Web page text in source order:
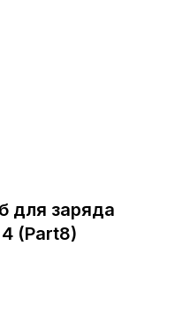
для заряда
(Part8)